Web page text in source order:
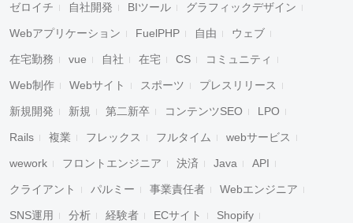
ゼロイチ 自社開発 BIツール グラフィックデザイン
Webアプリケーション FuelPHP 自由 ウェブ
在宅勤務 vue 自社 在宅 CS コミュニティ
Web制作 Webサイト スポーツ プレスリリース
新規開発 新規 第二新卒 コンテンツSEO LPO
Rails 複業 フレックス フルタイム webサービス
wework フロントエンジニア 決済 Java API
クライアント パルミー 事業責任者 Webエンジニア
SNS運用 分析 経験者 ECサイト Shopify